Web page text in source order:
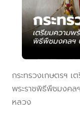
กระทรวงเกษตรฯ เ
พระราชพิธีพืชมงค
หลวง